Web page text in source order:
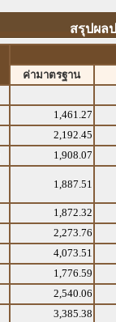
สรุปผล
ค่ามาตรฐาน
1,461.27
2,192.45
1,908.07
1,887.51
1,872.32
2,273.76
4,073.51
1,776.59
2,540.06
3,385.38